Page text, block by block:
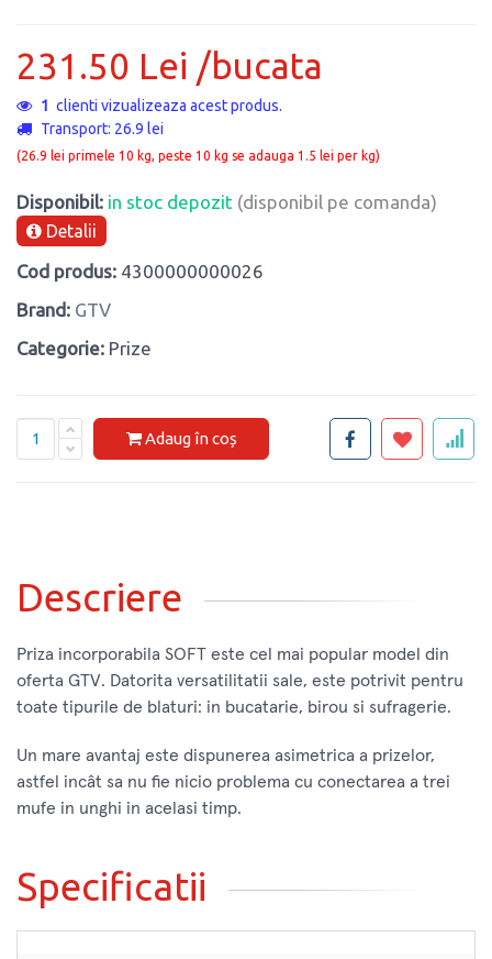
231.50 Lei /bucata
1 clienti vizualizeaza acest produs.
Transport: 26.9 lei
(26.9 lei primele 10 kg, peste 10 kg se adauga 1.5 lei per kg)
Disponibil: in stoc depozit (disponibil pe comanda)
Detalii
Cod produs: 4300000000026
Brand: GTV
Categorie: Prize
Adaug în coș
Descriere
Priza incorporabila SOFT este cel mai popular model din
oferta GTV. Datorita versatilitatii sale, este potrivit pentru
toate tipurile de blaturi: in bucatarie, birou si sufragerie.
Un mare avantaj este dispunerea asimetrica a prizelor,
astfel incât sa nu fie nicio problema cu conectarea a trei
mufe in unghi in acelasi timp.
Specificatii